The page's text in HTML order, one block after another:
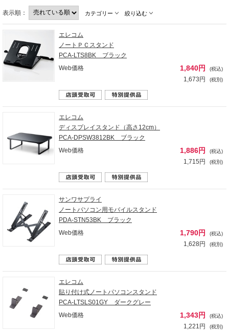
表示順： カテゴリー 絞り込む
エレコム
ノートＰＣスタンド
PCA-LTS8BK ブラック
Web価格
1,840円 (税込)
1,673円 (税別)
エレコム
ディスプレイスタンド（高さ12cm）
PCA-DPSW3812BK ブラック
Web価格
1,886円 (税込)
1,715円 (税別)
サンワサプライ
ノートパソコン用モバイルスタンド
PDA-STN53BK ブラック
Web価格
1,790円 (税込)
1,628円 (税別)
エレコム
貼り付け式ノートパソコンスタンド
PCA-LTSLS01GY ダークグレー
Web価格
1,343円 (税込)
1,221円 (税別)